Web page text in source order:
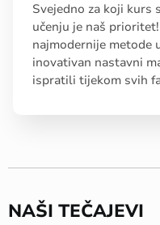
Svejedno za koji kurs
učenju je naš
najmodernije metode
inovativan nastavni
ispratili tijekom svih
NAŠI TEČAJEVI